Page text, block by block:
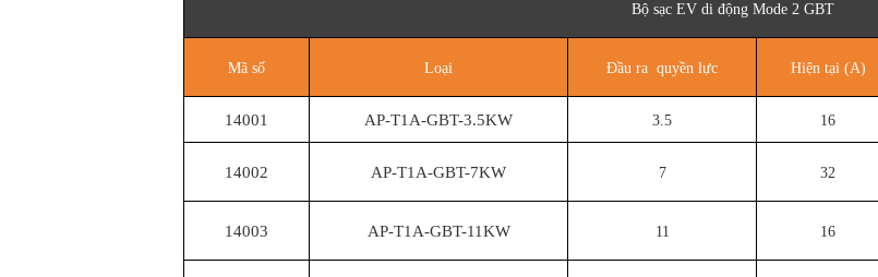
Bộ sạc EV di động Mode 2 GBT
Mã số Loại Đầu ra quyền lực Hiện tại (A)
14001 AP-T1A-GBT-3.5KW 3.5 16
14002 AP-T1A-GBT-7KW 7 32
14003 AP-T1A-GBT-11KW 11 16